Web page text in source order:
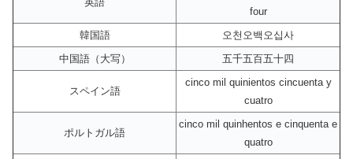
four
韓国語
오천오백오십사
中国語（大写）
五千五百五十四
スペイン語
cinco mil quinientos cincuenta y
cuatro
ポルトガル語
cinco mil quinhentos e cinquenta e
quatro